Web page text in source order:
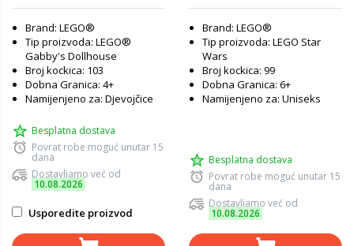
Brand: LEGO®
Tip proizvoda: LEGO®
Gabby's Dollhouse
Broj kockica: 103
Dobna Granica: 4+
Namijenjeno za: Djevojčice
Besplatna dostava
Povrat robe moguć unutar 15
dana
Dostavljamo već od
10.08.2026
Usporedite proizvod
Brand: LEGO®
Tip proizvoda: LEGO Star
Wars
Broj kockica: 99
Dobna Granica: 6+
Namijenjeno za: Uniseks
Besplatna dostava
Povrat robe moguć unutar 15
dana
Dostavljamo već od
10.08.2026